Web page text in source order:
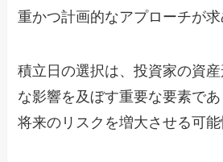
重かつ計画的なアプローチが求
積立日の選択は、投資家の資
な影響を及ぼす重要な要素で
将来のリスクを増大させる可能